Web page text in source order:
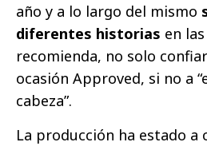
año y a lo largo del mismo
diferentes historias en
recomienda, no solo
ocasión Approved, si no a
cabeza”.
La producción ha estado a